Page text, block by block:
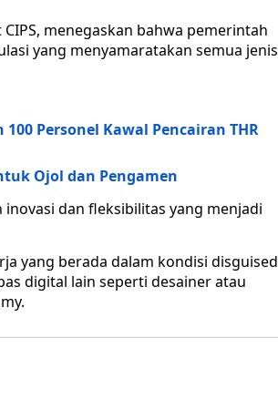
menegaskan bahwa pemerintah
yang menyamaratakan semua jenis
Personel Kawal Pencairan THR
Ojol dan Pengamen
dan fleksibilitas yang menjadi
yang berada dalam kondisi disguised
digital lain seperti desainer atau